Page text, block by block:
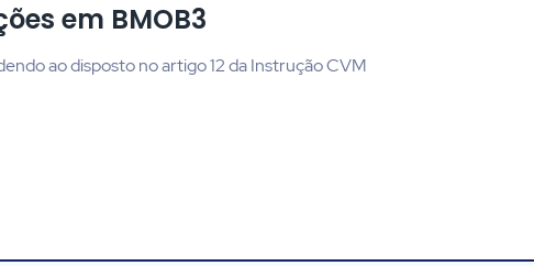
em BMOB3
ao disposto no artigo 12 da Instrução CVM